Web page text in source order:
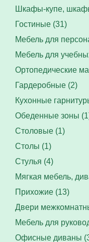
Шкафы-купе,
Гостиные (31)
Мебель для
Мебель для
Ортопедические
Гардеробные (2)
Кухонные
Обеденные зоны
Столовые (1)
Столы (1)
Стулья (4)
Мягкая мебель,
Прихожие (13)
Двери
Мебель для
Офисные диваны